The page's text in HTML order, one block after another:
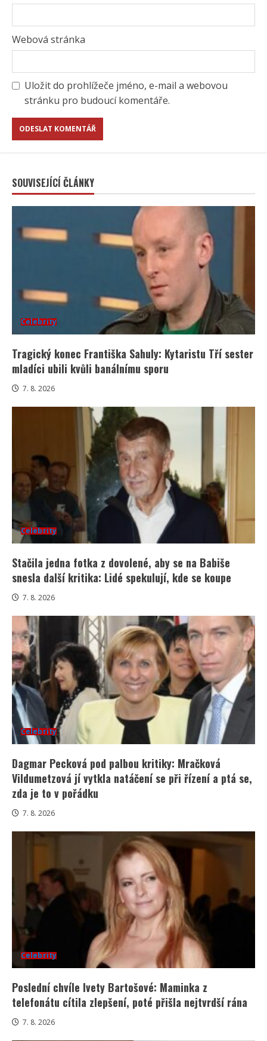
Webová stránka
Uložit do prohlížeče jméno, e-mail a webovou
stránku pro budoucí komentáře.
SOUVISEJÍCÍ ČLÁNKY
Celebrity
Tragický konec Františka Sahuly: Kytaristu Tří sester
mladíci ubili kvůli banálnímu sporu
7. 8. 2026
Celebrity
Stačila jedna fotka z dovolené, aby se na Babiše
snesla další kritika: Lidé spekulují, kde se koupe
7. 8. 2026
Celebrity
Dagmar Pecková pod palbou kritiky: Mračková
Vildumetzová jí vytkla natáčení se při řízení a ptá se,
zda je to v pořádku
7. 8. 2026
Celebrity
Poslední chvíle Ivety Bartošové: Maminka z
telefonátu cítila zlepšení, poté přišla nejtvrdší rána
7. 8. 2026